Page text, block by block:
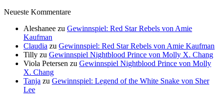
Neueste Kommentare
Aleshanee zu Gewinnspiel: Red Star Rebels von Amie
Kaufman
Claudia zu Gewinnspiel: Red Star Rebels von Amie Kaufman
Tilly zu Gewinnspiel Nightblood Prince von Molly X. Chang
Viola Petersen zu Gewinnspiel Nightblood Prince von Molly
X. Chang
Tanja zu Gewinnspiel: Legend of the White Snake von Sher
Lee